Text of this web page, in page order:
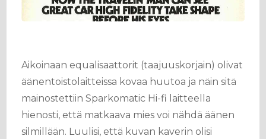
Aikoinaan equalisaattorit (taajuuskorjain) olivat
äänentoistolaitteissa kovaa huutoa ja näin sitä
mainostettiin Sparkomatic Hi-fi laitteella
hienosti, että matkaava mies voi nähdä äänen
silmillään. Luulisi, että kuvan kaverin olisi